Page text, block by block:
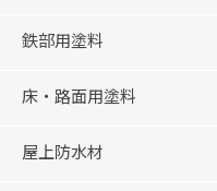
鉄部用塗料
床・路面用塗料
屋上防水材